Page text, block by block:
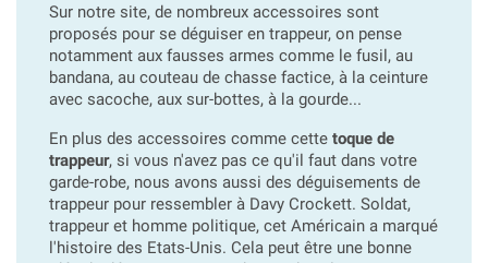
Sur notre site, de nombreux accessoires sont
proposés pour se déguiser en trappeur, on pense
notamment aux fausses armes comme le fusil, au
bandana, au couteau de chasse factice, à la ceinture
avec sacoche, aux sur-bottes, à la gourde...
En plus des accessoires comme cette toque de
trappeur, si vous n'avez pas ce qu'il faut dans votre
garde-robe, nous avons aussi des déguisements de
trappeur pour ressembler à Davy Crockett. Soldat,
trappeur et homme politique, cet Américain a marqué
l'histoire des Etats-Unis. Cela peut être une bonne